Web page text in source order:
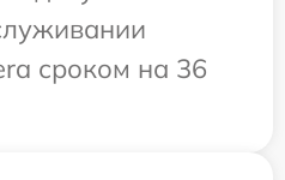
сроком на 36